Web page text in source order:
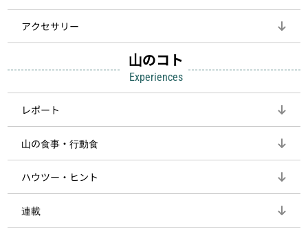
アクセサリー
山のコト
Experiences
レポート
山の食事・行動食
ハウツー・ヒント
連載